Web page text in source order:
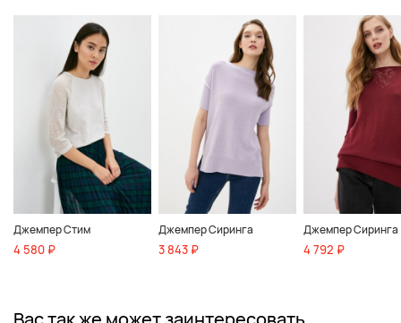
Джемпер Стим
4 580 ₽
Джемпер Сиринга
3 843 ₽
Джемпер Сиринга
4 792 ₽